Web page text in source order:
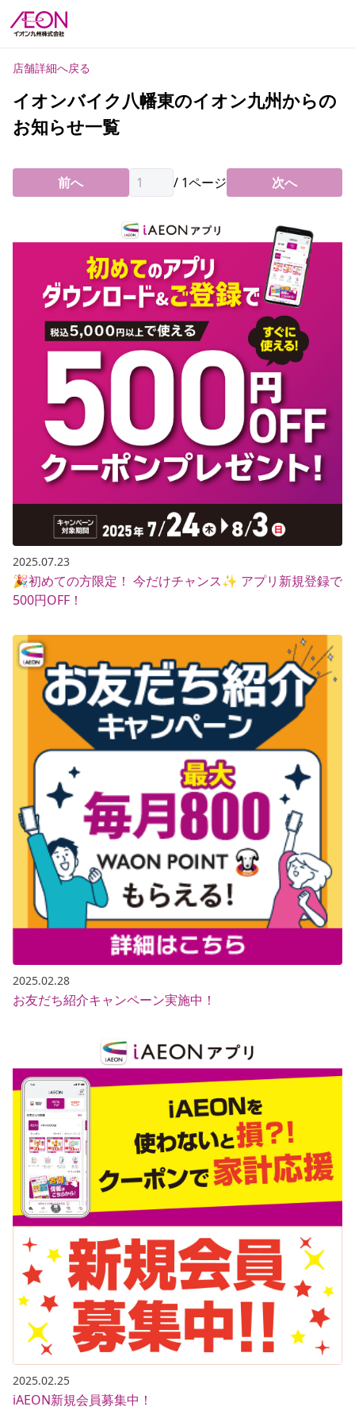
店舗詳細へ戻る
イオンバイク八幡東のイオン九州からの
お知らせ一覧
前へ / 1ページ 次へ
2025.07.23
🎉初めての方限定！ 今だけチャンス✨ アプリ新規登録で
500円OFF！
2025.02.28
お友だち紹介キャンペーン実施中！
2025.02.25
iAEON新規会員募集中！